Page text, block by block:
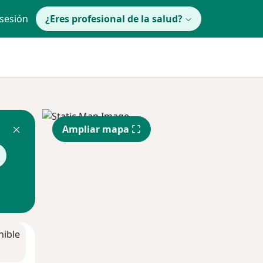
¿Eres profesional de la salud?
Ampliar mapa